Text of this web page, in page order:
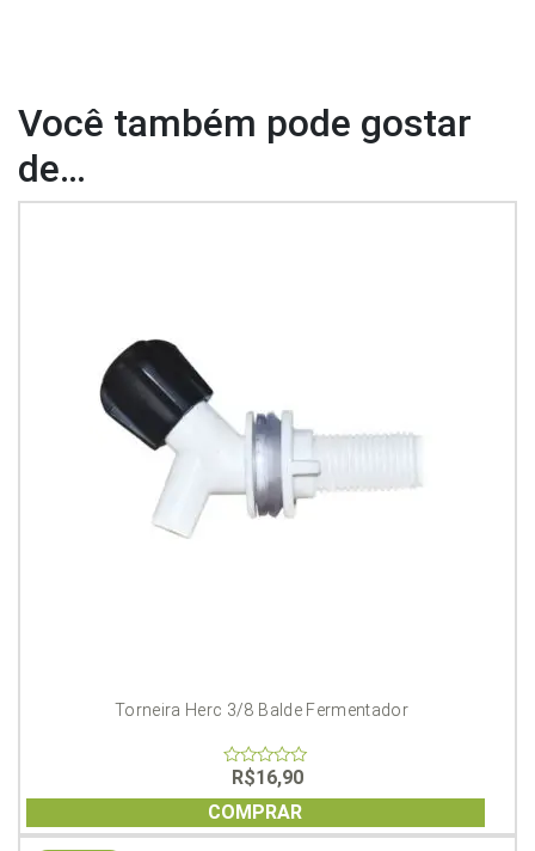
Você também pode gostar
de…
Torneira Herc 3/8 Balde Fermentador
of
5
R$16,90
COMPRAR